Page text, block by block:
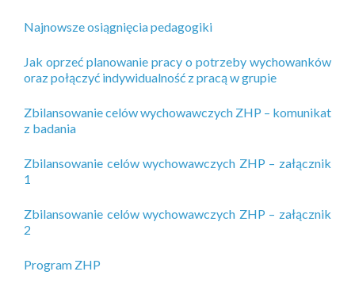
Najnowsze osiągnięcia pedagogiki
Jak oprzeć planowanie pracy o potrzeby wychowanków
oraz połączyć indywidualność z pracą w grupie
Zbilansowanie celów wychowawczych ZHP – komunikat
z badania
Zbilansowanie celów wychowawczych ZHP – załącznik
1
Zbilansowanie celów wychowawczych ZHP – załącznik
2
Program ZHP